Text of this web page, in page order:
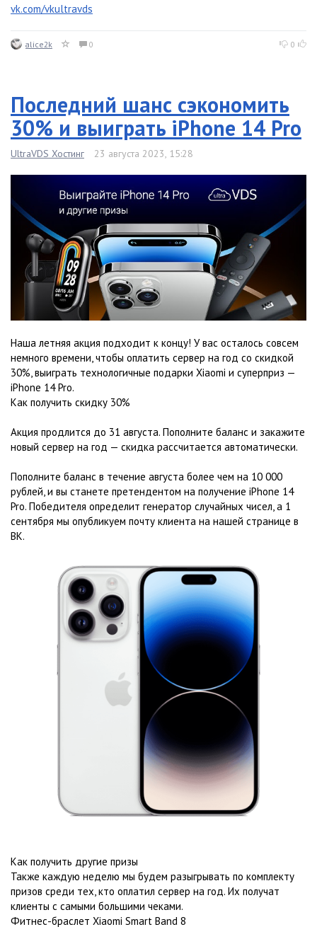
vk.com/vkultravds
alice2k 0 0
Последний шанс сэкономить
30% и выиграть iPhone 14 Pro
UltraVDS Хостинг 23 августа 2023, 15:28
Наша летняя акция подходит к концу! У вас осталось совсем
немного времени, чтобы оплатить сервер на год со скидкой
30%, выиграть технологичные подарки Xiaomi и суперприз —
iPhone 14 Pro.
Как получить скидку 30%
Акция продлится до 31 августа. Пополните баланс и закажите
новый сервер на год — скидка рассчитается автоматически.
Пополните баланс в течение августа более чем на 10 000
рублей, и вы станете претендентом на получение iPhone 14
Pro. Победителя определит генератор случайных чисел, а 1
сентября мы опубликуем почту клиента на нашей странице в
ВК.
Как получить другие призы
Также каждую неделю мы будем разыгрывать по комплекту
призов среди тех, кто оплатил сервер на год. Их получат
клиенты с самыми большими чеками.
Фитнес-браслет Xiaomi Smart Band 8